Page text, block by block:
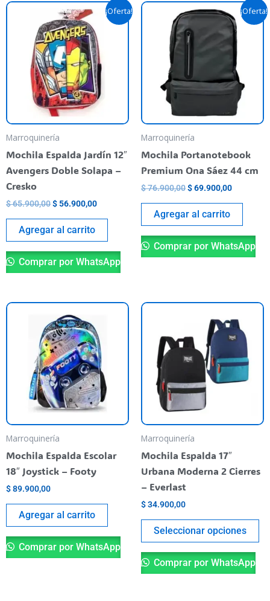
¡Oferta!
Marroquinería
Mochila Espalda Jardín 12″
Avengers Doble Solapa –
Cresko
$65.900,00
El
precio
original
era:
$ 65.900,00.
$56.900,00
El
precio
actual
es:
$ 56.900,00.
Agregar al carrito
Comprar por WhatsApp
¡Oferta!
Marroquinería
Mochila Portanotebook
Premium Ona Sáez 44 cm
$76.900,00
El
precio
original
era:
$ 76.900,00.
$69.900,00
El
precio
actual
es:
Agregar al carrito
Comprar por WhatsApp
Marroquinería
Mochila Espalda Escolar
18″ Joystick – Footy
$89.900,00
Agregar al carrito
Comprar por WhatsApp
Marroquinería
Mochila Espalda 17″
Urbana Moderna 2 Cierres
– Everlast
$34.900,00
Seleccionar opciones
se
Comprar por WhatsApp